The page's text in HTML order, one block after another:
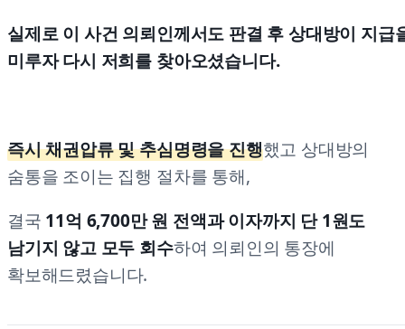
실제로 이 사건 의뢰인께서도 판결 후 상대방이 지급
미루자 다시 저희를 찾아오셨습니다.
즉시 채권압류 및 추심명령을 진행했고 상대방의
숨통을 조이는 집행 절차를 통해,
결국 11억 6,700만 원 전액과 이자까지 단 1원도
남기지 않고 모두 회수하여 의뢰인의 통장에
확보해드렸습니다.